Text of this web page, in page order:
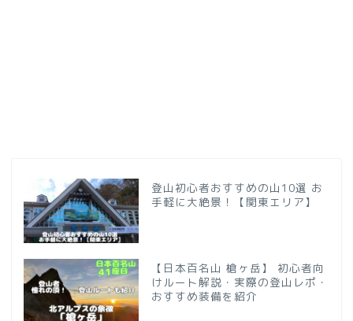
登山初心者おすすめの山10選 お
手軽に大絶景！【関東エリア】
【日本百名山 槍ヶ岳】 初心者向
けルート解説・実際の登山レポ・
おすすめ装備を紹介